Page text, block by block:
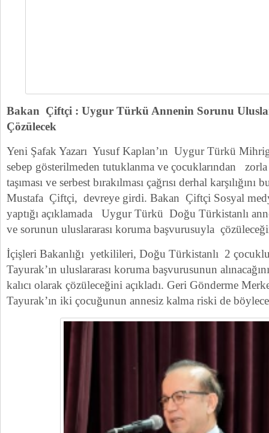
Bakan Çiftçi : Uygur Türkü Annenin Sorunu
Çözülecek
Yeni Şafak Yazarı Yusuf Kaplan’ın Uygur Türkü
sebep gösterilmeden tutuklanma ve çocuklarından zorla
taşıması ve serbest bırakılması çağrısı derhal
Mustafa Çiftçi, devreye girdi. Bakan Çiftçi Sosyal
yaptığı açıklamada Uygur Türkü Doğu Türkistanlı
ve sorunun uluslararası koruma başvurusuyla
İçişleri Bakanlığı yetkilileri, Doğu Türkistanlı 2
Tayurak’ın uluslararası koruma başvurusunun
kalıcı olarak çözüleceğini açıkladı. Geri Gönderme
Tayurak’ın iki çocuğunun annesiz kalma riski de